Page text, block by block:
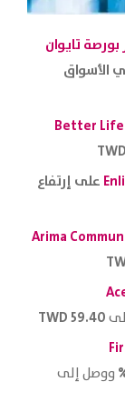
تايوان
الأسواق
TWD
على إرتفاع
59.40 TWD
ووصل إلى